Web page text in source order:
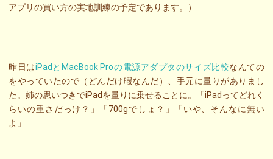
アプリの買い方の実地訓練の予定であります。）
昨日はiPadとMacBook Proの電源アダプタのサイズ比較なんての
をやっていたので（どんだけ暇なんだ）、手元に量りがありまし
た。姉の思いつきでiPadを量りに乗せることに。「iPadってどれく
らいの重さだっけ？」「700gでしょ？」「いや、そんなに無い
よ」